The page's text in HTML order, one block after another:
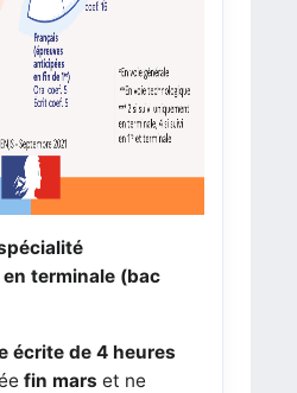
terminale (bac
écrite de 4 heures
fin mars et ne